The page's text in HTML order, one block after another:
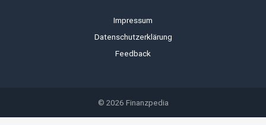
Impressum
Datenschutzerklärung
Feedback
© 2026 Finanzpedia